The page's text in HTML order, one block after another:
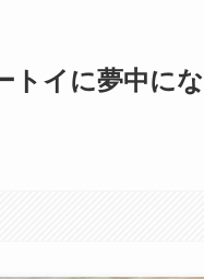
トイに夢中に